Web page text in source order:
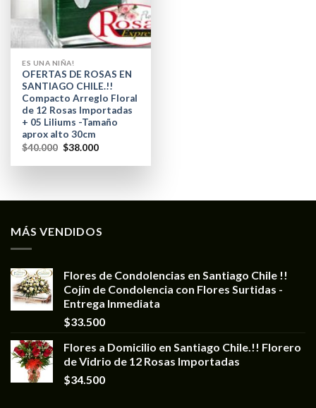
ES UNA NIÑA!
OFERTAS DE ROSAS EN
SANTIAGO CHILE.!!
Compacto Arreglo Floral
de 12 Rosas Importadas
+ 05 Liliums -Tamaño
aprox alto 30cm
$40.000 $38.000
MÁS VENDIDOS
Flores de Condolencias en Santiago Chile !!
Cojín de Condolencia con Flores Surtidas -
Entrega Inmediata
$33.500
Flores a Domicilio en Santiago Chile.!! Florero
de Vidrio de 12 Rosas Importadas
$34.500